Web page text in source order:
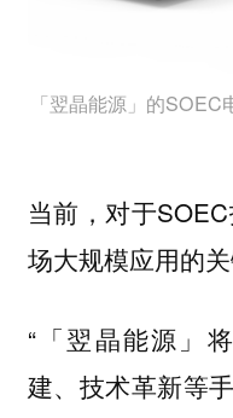
「翌晶能源」的
当前，对于
场大规模应用的关
“「翌晶能源」
建、技术革新等